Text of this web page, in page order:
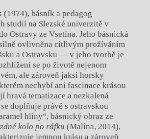
(1974), básník a pedagog
studií na Slezské univerzitě v
Ostravy ze Vsetína. Jeho básnická
ovlivněna citlivým prožíváním
a Ostravsku — v jeho tvorbě je
se po životě nejenom
ale zároveň jaksi horsky
nechybí ani fascinace krásou
hravá tematizace a nezkalená
doplňuje právě s ostravskou
hlíny“, básnický obraz ze
kolo po ráfku (Malina, 2014),
jemnou krásu a zároveň